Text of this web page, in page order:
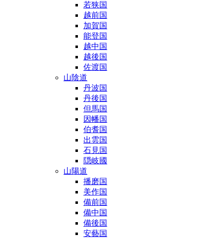
若狭国
越前国
加賀国
能登国
越中国
越後国
佐渡国
山陰道
丹波国
丹後国
但馬国
因幡国
伯耆国
出雲国
石見国
隠岐國
山陽道
播磨国
美作国
備前国
備中国
備後国
安藝国